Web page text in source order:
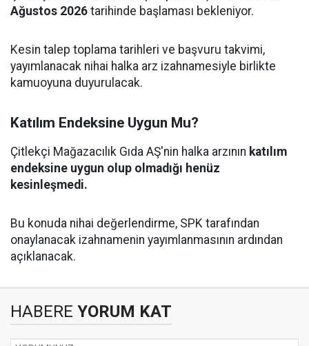
Ağustos 2026 tarihinde başlaması bekleniyor.
Kesin talep toplama tarihleri ve başvuru takvimi,
yayımlanacak nihai halka arz izahnamesiyle birlikte
kamuoyuna duyurulacak.
Katılım Endeksine Uygun Mu?
Çitlekçi Mağazacılık Gıda AŞ'nin halka arzının katılım
endeksine uygun olup olmadığı henüz
kesinleşmedi.
Bu konuda nihai değerlendirme, SPK tarafından
onaylanacak izahnamenin yayımlanmasının ardından
açıklanacak.
HABERE YORUM KAT